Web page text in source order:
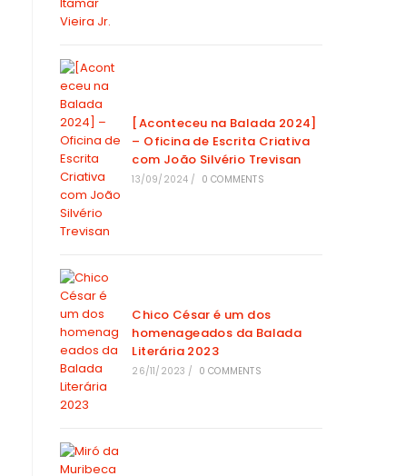
[Aconteceu na Balada 2024]
– Oficina de Escrita Criativa
com João Silvério Trevisan
13/09/2024 / 0 COMMENTS
Chico César é um dos
homenageados da Balada
Literária 2023
26/11/2023 / 0 COMMENTS